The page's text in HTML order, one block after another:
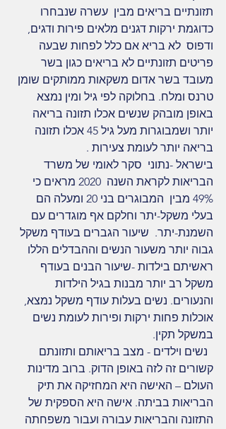
תזונתיים בריאים מבין  עשרה שנבחרו
כדוגמת ירקות דגנים מלאים פירות ודגים,
ודפוס  לא בריא אם כלל לפחות שבעה
פריטים תזונתיים לא בריאים כגון בשר
מעובד בשר אדום משקאות ממותקים שומן
טרנס ומלח. בחלוקה לפי גיל ומין נמצא
באופן מובהק שנשים אכלו תזונה בריאה
יותר ושמבוגרות מעל גיל 45 אכלו תזונה
בריאה יותר לעומת צעירות .
בישראל -נתוני  סקר לאומי של משרד
הבריאות לקראת השנה  2020 מראים כי
49% מבין  המבוגרים בני 20 ומעלה הם
בעלי משקל-יתר וחלקם אף מוגדרים עם
השמנת-יתר.  שיעור הגברים בעודף משקל
גבוה יותר משעור הנשים וההבדלים הללו
ראשיתם בילדות -שיעור הבנים בעודף
משקל רב יותר מבנות בגיל הילדות
והנעורים. נשים בעלות עודף משקל נמצא,
אוכלות פחות ירקות ופירות לעומת נשים
במשקל תקין.
  נשים וילדים - מצב בריאותם ותזונתם
קשורים זה לזה באופן הדוק. ברוב מדינות
העולם – האישה היא המחזיקה את תיק
הבריאות בביתה. אישה היא הספקית של
התזונה והבריאות עבורה ועבור משפחתה